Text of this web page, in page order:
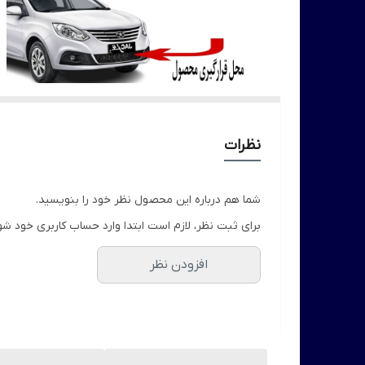
نظرات
شما هم درباره این محصول نظر خود را بنویسید.
برای ثبت نظر، لازم است ابتدا وارد حساب کاربری خود
افزودن نظر